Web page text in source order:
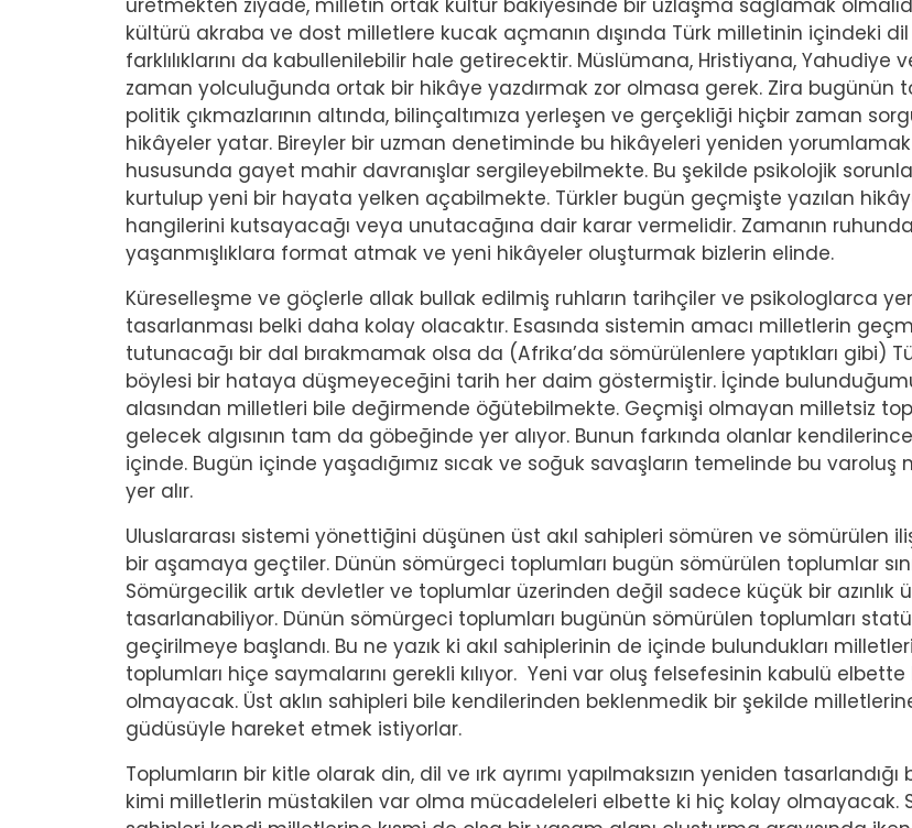
üretmekten ziyade, milletin ortak kültür bakiyesinde bir uzlaşma sağlamak
kültürü akraba ve dost milletlere kucak açmanın dışında Türk milletinin içindeki
farklılıklarını da kabullenilebilir hale getirecektir. Müslümana, Hristiyana, Yahudiye
zaman yolculuğunda ortak bir hikâye yazdırmak zor olmasa gerek. Zira bugünün
politik çıkmazlarının altında, bilinçaltımıza yerleşen ve gerçekliği hiçbir zaman
hikâyeler yatar. Bireyler bir uzman denetiminde bu hikâyeleri yeniden
hususunda gayet mahir davranışlar sergileyebilmekte. Bu şekilde psikolojik
kurtulup yeni bir hayata yelken açabilmekte. Türkler bugün geçmişte yazılan
hangilerini kutsayacağı veya unutacağına dair karar vermelidir. Zamanın
yaşanmışlıklara format atmak ve yeni hikâyeler oluşturmak bizlerin elinde.
Küreselleşme ve göçlerle allak bullak edilmiş ruhların tarihçiler ve psikologlarca
tasarlanması belki daha kolay olacaktır. Esasında sistemin amacı milletlerin
tutunacağı bir dal bırakmamak olsa da (Afrika’da sömürülenlere yaptıkları gibi)
böylesi bir hataya düşmeyeceğini tarih her daim göstermiştir. İçinde
alasından milletleri bile değirmende öğütebilmekte. Geçmişi olmayan milletsiz
gelecek algısının tam da göbeğinde yer alıyor. Bunun farkında olanlar
içinde. Bugün içinde yaşadığımız sıcak ve soğuk savaşların temelinde bu varoluş
yer alır.
Uluslararası sistemi yönettiğini düşünen üst akıl sahipleri sömüren ve sömürülen
bir aşamaya geçtiler. Dünün sömürgeci toplumları bugün sömürülen toplumlar
Sömürgecilik artık devletler ve toplumlar üzerinden değil sadece küçük bir azınlık
tasarlanabiliyor. Dünün sömürgeci toplumları bugünün sömürülen toplumları
geçirilmeye başlandı. Bu ne yazık ki akıl sahiplerinin de içinde bulundukları
toplumları hiçe saymalarını gerekli kılıyor. Yeni var oluş felsefesinin kabulü
olmayacak. Üst aklın sahipleri bile kendilerinden beklenmedik bir şekilde
güdüsüyle hareket etmek istiyorlar.
Toplumların bir kitle olarak din, dil ve ırk ayrımı yapılmaksızın yeniden
kimi milletlerin müstakilen var olma mücadeleleri elbette ki hiç kolay olmayacak.